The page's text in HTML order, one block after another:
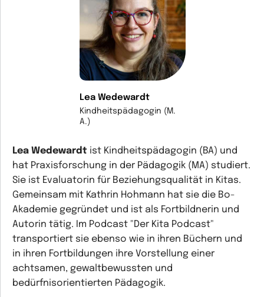
Lea Wedewardt
Kindheitspädagogin (M.
A.)
Lea Wedewardt ist Kindheitspädagogin (BA) und
hat Praxisforschung in der Pädagogik (MA) studiert.
Sie ist Evaluatorin für Beziehungsqualität in Kitas.
Gemeinsam mit Kathrin Hohmann hat sie die Bo-
Akademie gegründet und ist als Fortbildnerin und
Autorin tätig. Im Podcast "Der Kita Podcast"
transportiert sie ebenso wie in ihren Büchern und
in ihren Fortbildungen ihre Vorstellung einer
achtsamen, gewaltbewussten und
bedürfnisorientierten Pädagogik.